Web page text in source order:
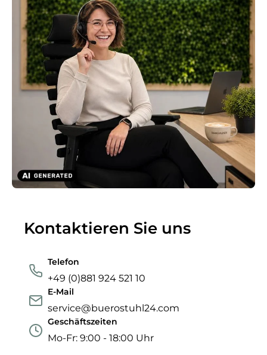
Kontaktieren Sie uns
Telefon
+49 (0)881 924 521 10
E-Mail
service@buerostuhl24.com
Geschäftszeiten
Mo-Fr: 9:00 - 18:00 Uhr